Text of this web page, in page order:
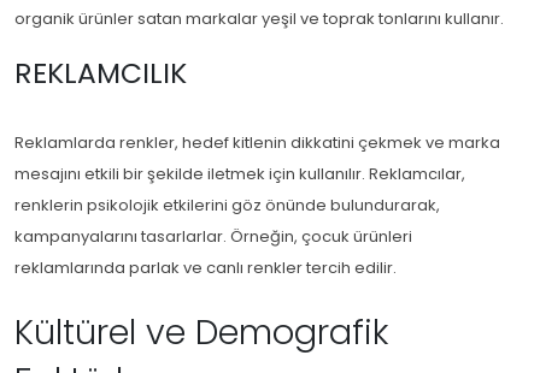
organik ürünler satan markalar yeşil ve toprak tonlarını kullanır.
REKLAMCILIK
Reklamlarda renkler, hedef kitlenin dikkatini çekmek ve marka
mesajını etkili bir şekilde iletmek için kullanılır. Reklamcılar,
renklerin psikolojik etkilerini göz önünde bulundurarak,
kampanyalarını tasarlarlar. Örneğin, çocuk ürünleri
reklamlarında parlak ve canlı renkler tercih edilir.
Kültürel ve Demografik